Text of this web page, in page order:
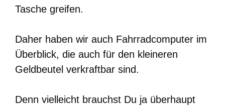
Tasche greifen.
Daher haben wir auch Fahrradcomputer im
Überblick, die auch für den kleineren
Geldbeutel verkraftbar sind.
Denn vielleicht brauchst Du ja überhaupt